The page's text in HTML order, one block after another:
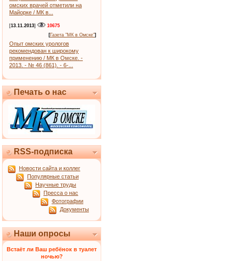
омских врачей отметили на
Майорке / МК в...
[13.11.2013]
10675
[Газета "МК в Омске"]
Опыт омских урологов
рекомендован к широкому
применению / МК в Омске. -
2013. - № 46 (861). - 6-...
Печать о нас
RSS-подписка
Новости сайта и коллег
Популярные статьи
Научные труды
Пресса о нас
Фотографии
Документы
Наши опросы
Встаёт ли Ваш ребёнок в туалет
ночью?